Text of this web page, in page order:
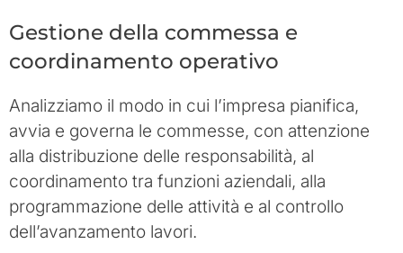
Gestione della commessa e
coordinamento operativo
Analizziamo il modo in cui l’impresa pianifica,
avvia e governa le commesse, con attenzione
alla distribuzione delle responsabilità, al
coordinamento tra funzioni aziendali, alla
programmazione delle attività e al controllo
dell’avanzamento lavori.